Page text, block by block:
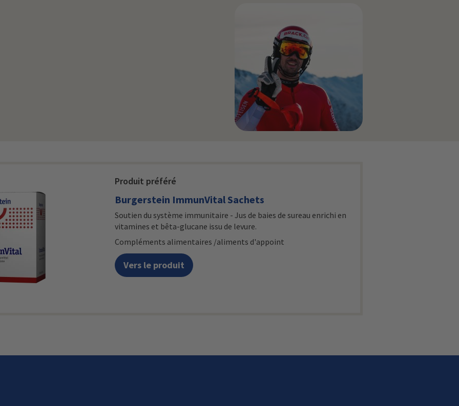
Produit préféré
Burgerstein ImmunVital Sachets
Soutien du système immunitaire - Jus de baies de sureau enrichi en
vitamines et bêta-glucane issu de levure.
Compléments alimentaires /aliments d'appoint
Vers le produit